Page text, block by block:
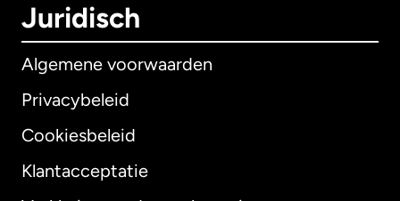
Juridisch
Algemene voorwaarden
Privacybeleid
Cookiesbeleid
Klantacceptatie